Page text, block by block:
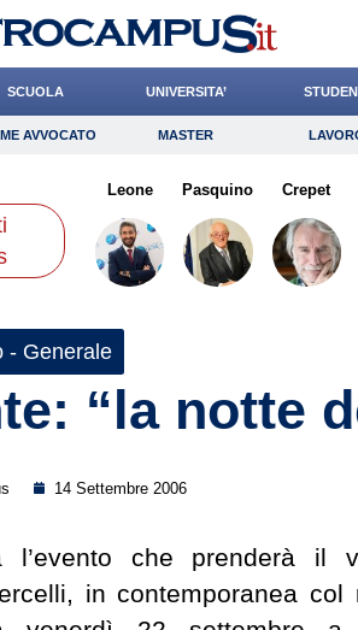
SCUOLA UNIVERSITA’
Avvocato Master
Consigli
AVVOCATO MASTER
Leone Pasquino Crepet
- Generale
“la notte
14 Settembre 2006
l’evento che prenderà il
in contemporanea col